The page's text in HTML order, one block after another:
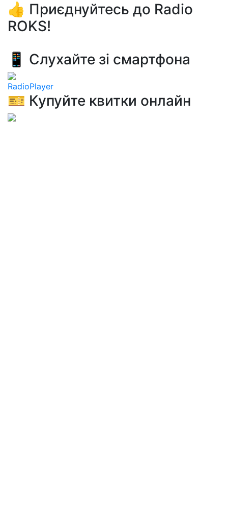
👍 Приєднуйтесь до Radio
ROKS!
📱 Слухайте зі смартфона
RadioPlayer
🎫 Купуйте квитки онлайн